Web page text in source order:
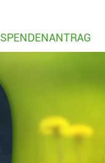
SPENDENANTRAG